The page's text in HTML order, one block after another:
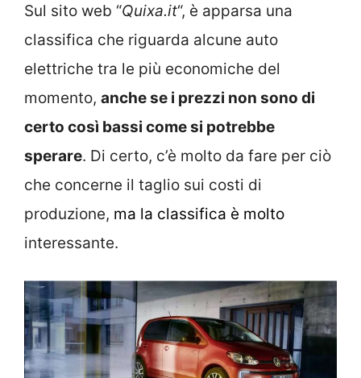
Sul sito web “Quixa.it“, è apparsa una
classifica che riguarda alcune auto
elettriche tra le più economiche del
momento, anche se i prezzi non sono di
certo così bassi come si potrebbe
sperare. Di certo, c’è molto da fare per ciò
che concerne il taglio sui costi di
produzione, ma la classifica è molto
interessante.